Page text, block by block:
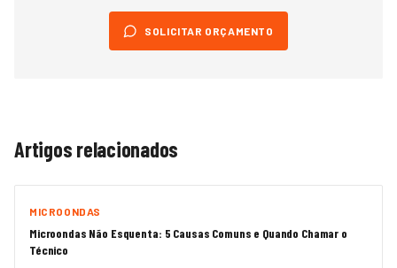
SOLICITAR ORÇAMENTO
Artigos relacionados
MICROONDAS
Microondas Não Esquenta: 5 Causas Comuns e Quando Chamar o
Técnico